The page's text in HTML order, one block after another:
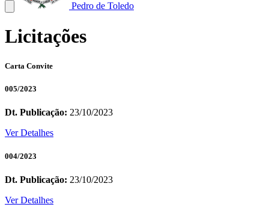
Pedro de Toledo
Licitações
Carta Convite
005/2023
Dt. Publicação: 23/10/2023
Ver Detalhes
004/2023
Dt. Publicação: 23/10/2023
Ver Detalhes